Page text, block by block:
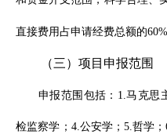
直接费用占申请经费总额的
（三）项目申报范围
申报范围包括： 1.马克思
检监察学；4.公安学；5.哲学